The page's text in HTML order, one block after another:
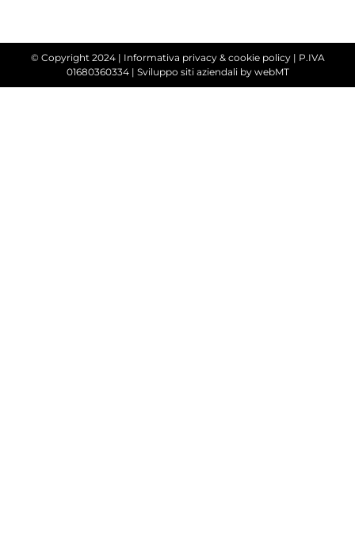
© Copyright 2024 | Informativa privacy & cookie policy| P.IVA
01680360334 | Sviluppo siti aziendaliby webMT